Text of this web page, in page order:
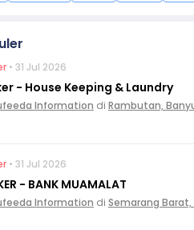
• 31 Jul 2026
- House Keeping & Laundry
Information di Rambutan,
• 31 Jul 2026
- BANK MUAMALAT
Information di Semarang